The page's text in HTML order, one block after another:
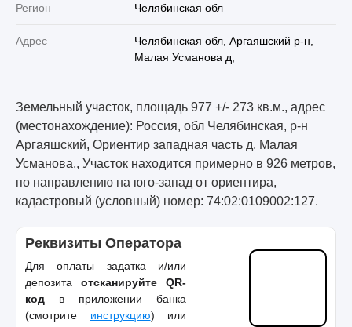
Регион Челябинская обл
Адрес
Челябинская обл, Аргаяшский р-н,
Малая Усманова д,
Земельный участок, площадь 977 +/- 273 кв.м., адрес
(местонахождение): Россия, обл Челябинская, р-н
Аргаяшский, Ориентир западная часть д. Малая
Усманова., Участок находится примерно в 926 метров,
по направлению на юго-запад от ориентира,
кадастровый (условный) номер: 74:02:0109002:127.
Реквизиты Оператора
Для оплаты задатка и/или
депозита отсканируйте QR-
код в приложении банка
(смотрите инструкцию) или